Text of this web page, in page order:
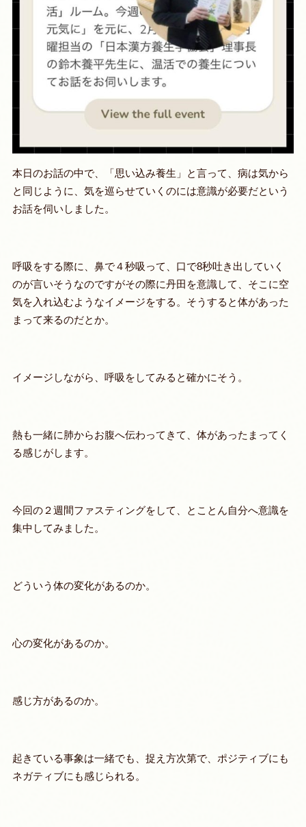
本日のお話の中で、「 思い込み養生 」と言って、 病は気から
と同じように、気を巡らせていくのには意識が必要だという
お話を伺いしました。
呼吸をする際に、鼻で４秒吸って、口で8秒吐き出していく
のが言いそうなのですがその際に丹田を意識して、そこに空
気を入れ込むようなイメージをする。そうすると体があった
まって来るのだとか。
イメージしながら、呼吸をしてみると確かにそう。
熱も一緒に肺からお腹へ伝わってきて、体があったまってく
る感じがします。
今回の２週間ファスティングをして、とことん自分へ意識を
集中してみました。
どういう体の変化があるのか。
心の変化があるのか。
感じ方があるのか。
起きている事象は一緒でも、捉え方次第で、ポジティブにも
ネガティブにも感じられる。